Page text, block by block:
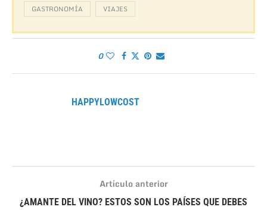
GASTRONOMÍA
VIAJES
0
HAPPYLOWCOST
Artículo anterior
¿AMANTE DEL VINO? ESTOS SON LOS PAÍSES QUE DEBES